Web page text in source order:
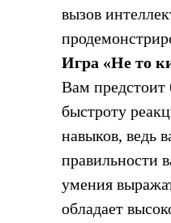
вызов
Игра «Не то
Вам предстоит
быстроту
навыков, ведь
правильности
умения
обладает